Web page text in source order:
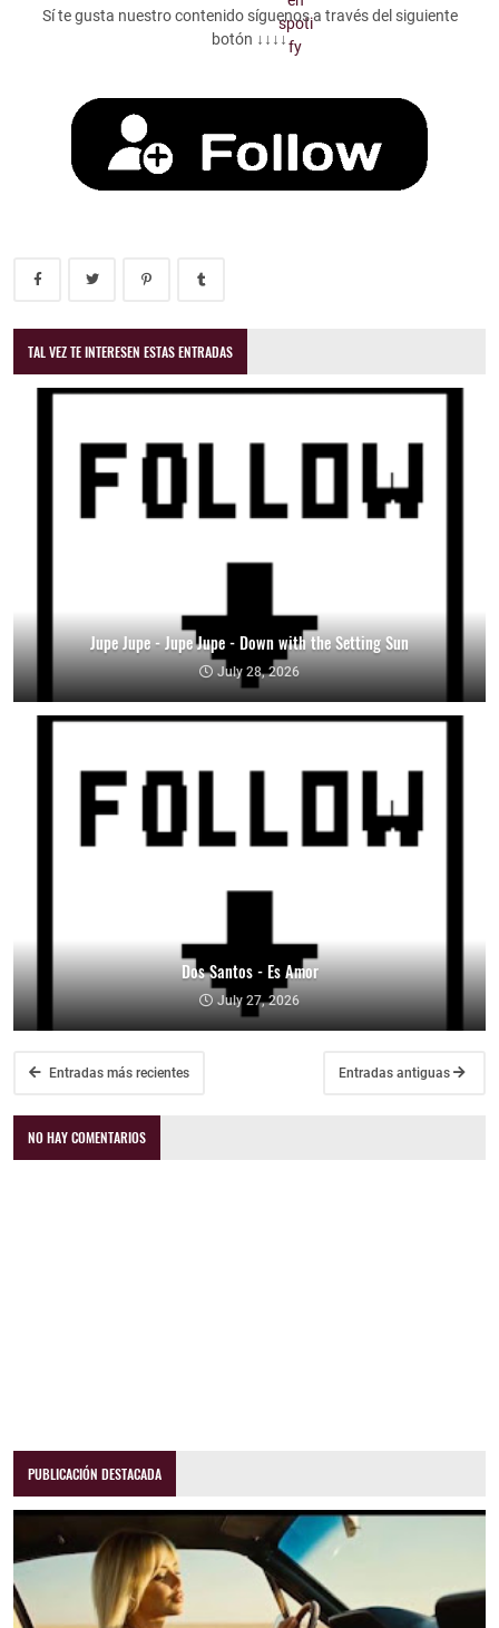
Sí te gusta nuestro contenido síguenos a través del siguiente
botón ↓↓↓↓
TAL VEZ TE INTERESEN ESTAS ENTRADAS
Jupe Jupe - Jupe Jupe - Down with the Setting Sun
July 28, 2026
Dos Santos - Es Amor
July 27, 2026
Entradas más recientes Entradas antiguas
NO HAY COMENTARIOS
PUBLICACIÓN DESTACADA